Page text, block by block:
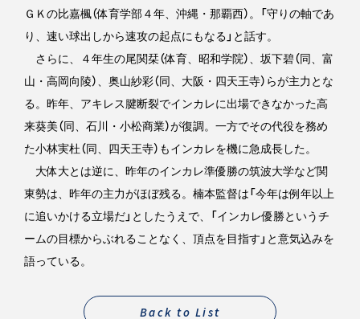
ＧＫの比嘉楓（体育学部４年、沖縄・那覇西）。「守りの軸であ
り、速い球出しから速攻の起点にもなる」と話す。
さらに、４年生の尾関栞（体育、昭和学院）、坂下碧（同、富
山・高岡向陵）、奥山紗彩（同、大阪・四天王寺）らが主力とな
る。昨年、アキレス腱断裂でインカレに出場できなかった高
来葵美（同、石川・小松商業）が復調。一方でその代役を務め
た小林実杜（同、四天王寺）もインカレを機に急成長した。
大体大とは逆に、昨年のインカレ準優勝の筑波大学など関
東勢は、昨年の主力がほぼ残る。楠本監督は「今年は例年以上
に追いかける立場だ」としたうえで、「インカレ優勝というチ
ームの目標からぶれることなく、頂点を目指す」と意気込みを
語っている。
Back to List